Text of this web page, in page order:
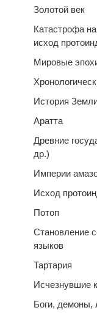
Золотой век
Катастрофа
исход
Мировые
История
Аратта
Древние
др.)
Империи
Исход
Потоп
Становление
языков
Тартария
Исчезнувшие
Боги, демоны,